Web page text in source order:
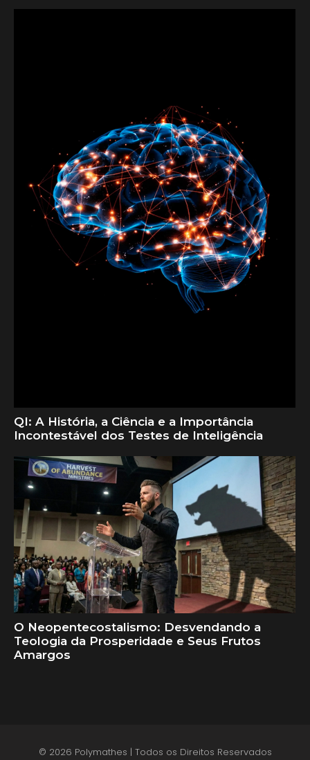
QI: A História, a Ciência e a Importância
Incontestável dos Testes de Inteligência
O Neopentecostalismo: Desvendando a
Teologia da Prosperidade e Seus Frutos
Amargos
© 2026 Polymathes | Todos os Direitos Reservados